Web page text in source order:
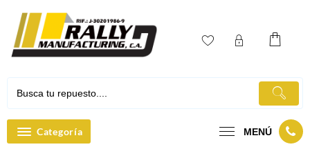
contenido
Categoría MENÚ